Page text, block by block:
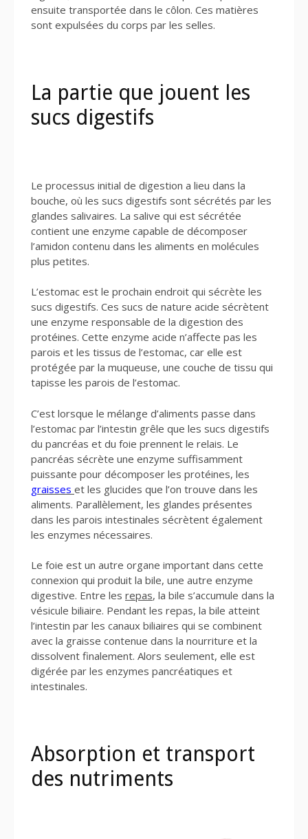
ensuite transportée dans le côlon. Ces matières
sont expulsées du corps par les selles.
La partie que jouent les
sucs digestifs
Le processus initial de digestion a lieu dans la
bouche, où les sucs digestifs sont sécrétés par les
glandes salivaires. La salive qui est sécrétée
contient une enzyme capable de décomposer
l’amidon contenu dans les aliments en molécules
plus petites.
L’estomac est le prochain endroit qui sécrète les
sucs digestifs. Ces sucs de nature acide sécrètent
une enzyme responsable de la digestion des
protéines. Cette enzyme acide n’affecte pas les
parois et les tissus de l’estomac, car elle est
protégée par la muqueuse, une couche de tissu qui
tapisse les parois de l’estomac.
C’est lorsque le mélange d’aliments passe dans
l’estomac par l’intestin grêle que les sucs digestifs
du pancréas et du foie prennent le relais. Le
pancréas sécrète une enzyme suffisamment
puissante pour décomposer les protéines, les
graisses et les glucides que l’on trouve dans les
aliments. Parallèlement, les glandes présentes
dans les parois intestinales sécrètent également
les enzymes nécessaires.
Le foie est un autre organe important dans cette
connexion qui produit la bile, une autre enzyme
digestive. Entre les repas, la bile s’accumule dans la
vésicule biliaire. Pendant les repas, la bile atteint
l’intestin par les canaux biliaires qui se combinent
avec la graisse contenue dans la nourriture et la
dissolvent finalement. Alors seulement, elle est
digérée par les enzymes pancréatiques et
intestinales.
Absorption et transport
des nutriments